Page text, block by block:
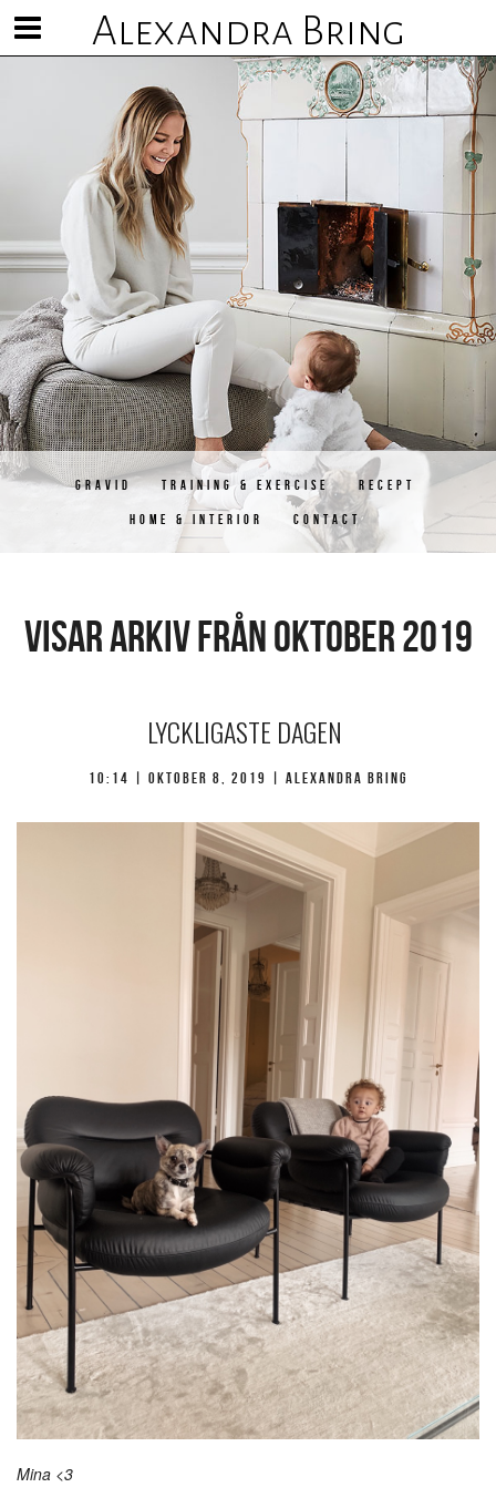
Alexandra Bring
Visa/göm
meny
GRAVID TRAINING & EXERCISE RECEPT
HOME & INTERIOR CONTACT
Visar arkiv från oktober 2019
LYCKLIGASTE DAGEN
10:14 | oktober 8, 2019 | Alexandra Bring
Mina <3